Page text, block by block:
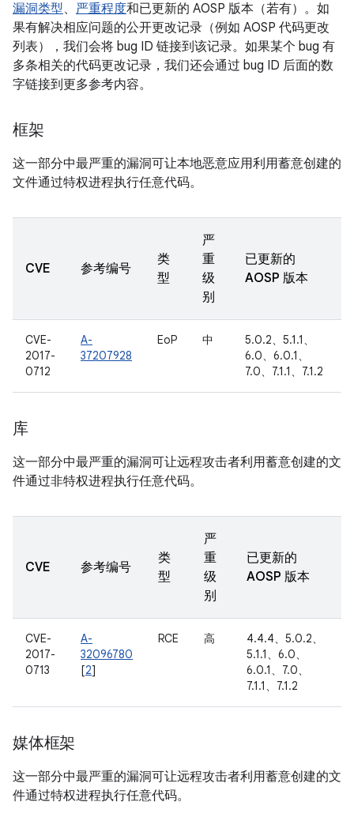
漏洞类型、 严重程度和已更新的 AOSP 版本（若有）。如
果有解决相应问题的公开更改记录（例如 AOSP 代码更改
列表），我们会将 bug ID 链接到该记录。如果某个 bug 有
多条相关的代码更改记录，我们还会通过 bug ID 后面的数
字链接到更多参考内容。
框架
这一部分中最严重的漏洞可让本地恶意应用利用蓄意创建的
文件通过特权进程执行任意代码。
CVE 参考编号
类
型
严
重
级
别
已更新的
AOSP 版本
CVE-
2017-
0712
A-
37207928
EoP 中
5.0.2、5.1.1、
6.0、6.0.1、
7.0、7.1.1、7.1.2
库
这一部分中最严重的漏洞可让远程攻击者利用蓄意创建的文
件通过非特权进程执行任意代码。
CVE 参考编号
类
型
严
重
级
别
已更新的
AOSP 版本
CVE-
2017-
0713
A-
32096780
[2]
RCE 高
4.4.4、5.0.2、
5.1.1、6.0、
6.0.1、7.0、
7.1.1、7.1.2
媒体框架
这一部分中最严重的漏洞可让远程攻击者利用蓄意创建的文
件通过特权进程执行任意代码。